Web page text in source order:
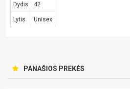
Dydis 42
Lytis Unisex
PANAŠIOS PREKĖS